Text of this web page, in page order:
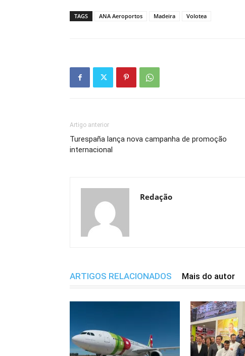
TAGS ANA Aeroportos Madeira Volotea
Artigo anterior
Turespaña lança nova campanha de promoção
internacional
Redação
ARTIGOS RELACIONADOS Mais do autor